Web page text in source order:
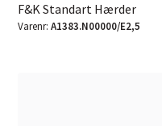
F&K Standart Hærder
Varenr:A1383.N00000/E2,5